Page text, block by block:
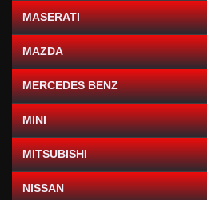
MASERATI
MAZDA
MERCEDES BENZ
MINI
MITSUBISHI
NISSAN